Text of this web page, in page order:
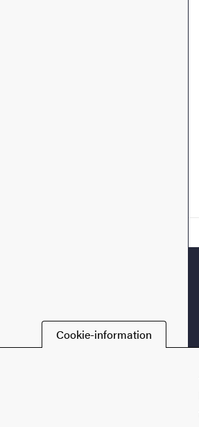
Cookie-information